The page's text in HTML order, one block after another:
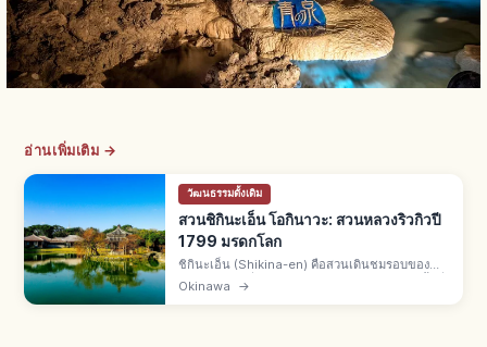
อ่านเพิ่มเติม →
วัฒนธรรมดั้งเดิม
สวนชิกินะเอ็น โอกินาวะ: สวนหลวงริวกิวปี
1799 มรดกโลก
ชิกินะเอ็น (Shikina-en) คือสวนเดินชมรอบของ
ราชวงศ์ริวกิวที่นาฮะ จ.โอกินาวะ สร้างปี 1799 พื้นที่
Okinawa →